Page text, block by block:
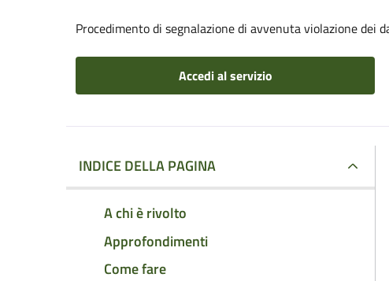
Procedimento di segnalazione di avvenuta violazione dei
Accedi al servizio
INDICE DELLA PAGINA
A chi è rivolto
Approfondimenti
Come fare